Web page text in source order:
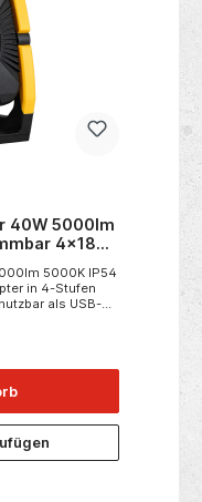
Länge:
16mm
40W 5000lm
4x18V
5000K IP54
in 4-Stufen
als USB-C
Adapter 1x
erhalten Sie